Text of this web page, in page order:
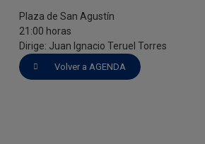
Plaza de San Agustín
21:00 horas
Dirige: Juan Ignacio Teruel Torres
Volver a AGENDA